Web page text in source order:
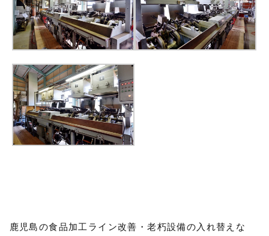
鹿児島の食品加工ライン改善・老朽設備の入れ替えな